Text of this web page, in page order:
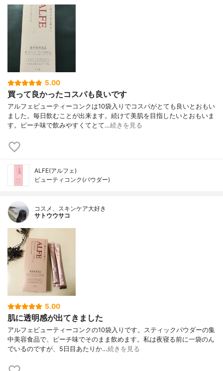
5.00
買って良かったコスパも良いです
アルフェビューティーコンクは10袋入りでコスパがとても良いとおもい
ました。毎日飲むことが出来ます。続けて美肌を目指したいとおもいま
す。ピーチ味で飲みやすくてとて…続きを見る
ALFE(アルフェ)
ビューティコンク(パウダー)
コスメ、スキンケア大好き
サトウウサコ
5.00
肌に透明感が出てきました
アルフェビューティーコンクの10袋入りです。スティックパウダーの集
中美容食品で、ピーチ味でそのまま飲めます。私は夜寝る前に一袋のん
でいるのですが、5日目あたりか…続きを見る